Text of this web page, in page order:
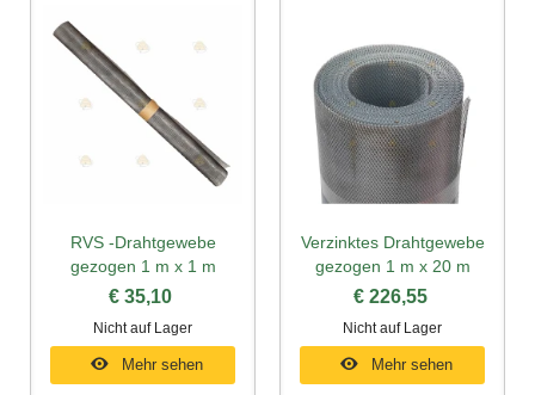
RVS -Drahtgewebe
gezogen 1 m x 1 m
€ 35,10
Nicht auf Lager
Mehr sehen
Verzinktes Drahtgewebe
gezogen 1 m x 20 m
€ 226,55
Nicht auf Lager
Mehr sehen